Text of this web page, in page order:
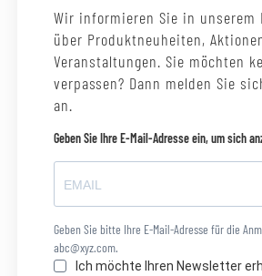
Wir informieren Sie in unserem
über Produktneuheiten,
Veranstaltungen. Sie möchten
verpassen? Dann melden Sie
an.
Geben Sie Ihre E-Mail-Adresse ein, um sich
Geben Sie bitte Ihre E-Mail-Adresse für die
abc@xyz.com.
Ich möchte Ihren Newsletter